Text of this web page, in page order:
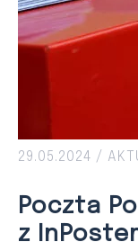
29.05.2024 /
Poczta
z